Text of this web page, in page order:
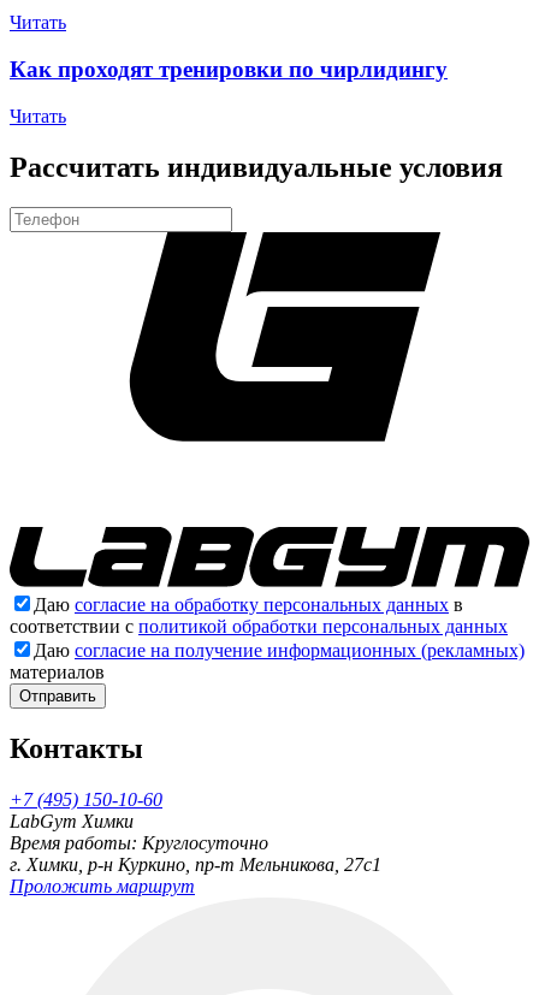
Читать
Как проходят тренировки по чирлидингу
Читать
Рассчитать индивидуальные условия
Даю согласие на обработку персональных данных в
соответствии с политикой обработки персональных данных
Даю согласие на получение информационных (рекламных)
материалов
Отправить
Контакты
+7 (495) 150-10-60
LabGym Химки
Время работы: Круглосуточно
г. Химки, р-н Куркино, пр-т Мельникова, 27c1
Проложить маршрут